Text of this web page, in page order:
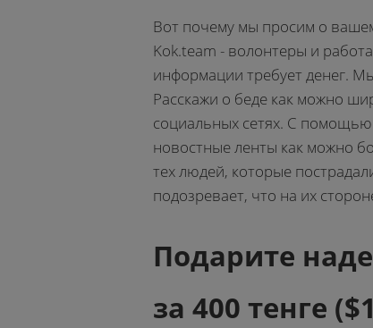
Вот почему мы просим о
Kok.team - волонтеры и
информации требует денег.
Расскажи о беде как можно
социальных сетях. С
новостные ленты как можно
тех людей, которые
подозревает, что на их
Подарите
за 400 тенге